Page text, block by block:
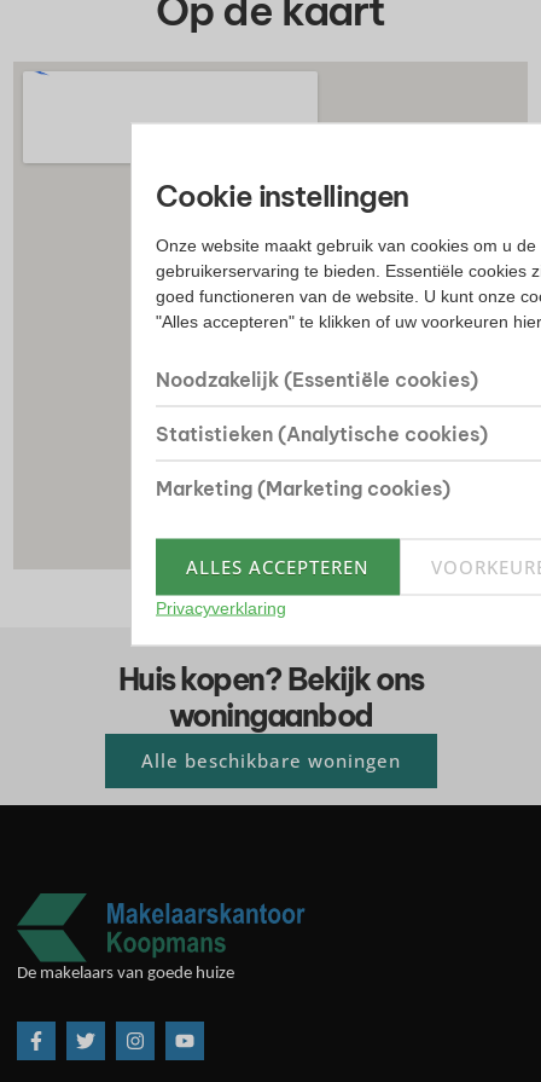
Op de kaart
Huis kopen? Bekijk ons
woningaanbod
Alle beschikbare woningen
De makelaars van goede huize
Cookie instellingen
Onze website maakt gebruik van cookies om u
gebruikerservaring te bieden. Essentiële cookies
goed functioneren van de website. U kunt onze
"Alles accepteren" te klikken of uw voorkeuren
Noodzakelijk (Essentiële cookies)
Statistieken (Analytische cookies)
Marketing (Marketing cookies)
ALLES ACCEPTEREN
Privacyverklaring